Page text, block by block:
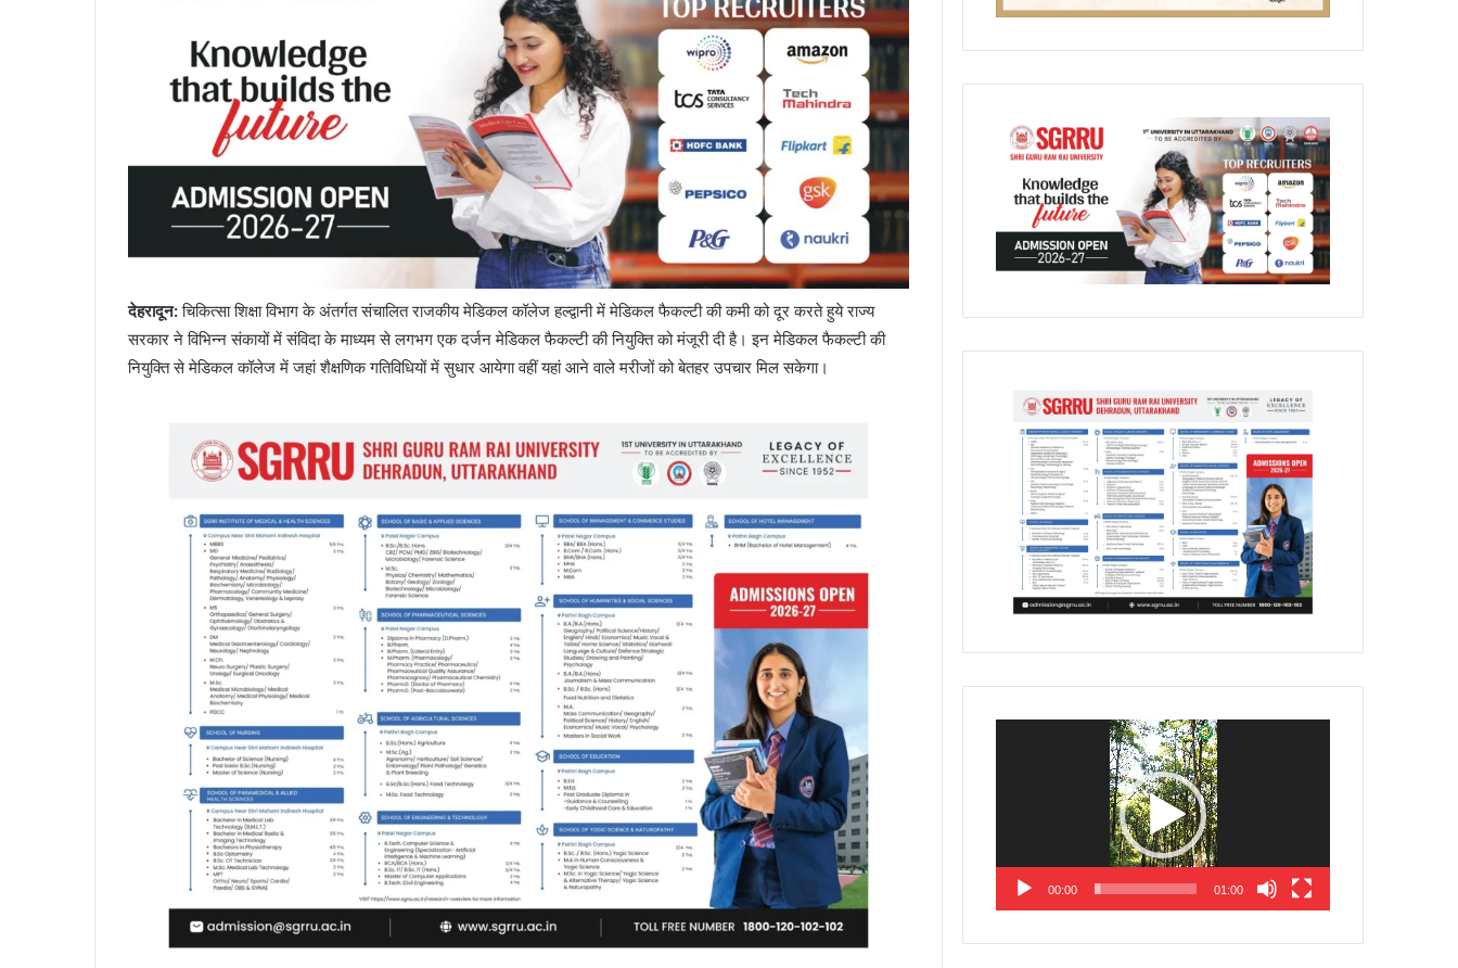
देहरादून:चिकित्सा शिक्षा विभाग के अंतर्गत संचालित राजकीय मेडिकल कॉलेज हल्द्वानी में मेडिकल फैकल्टी की कमी को दूर करते हुये राज्य
सरकार ने विभिन्न संकायों में संविदा के माध्यम से लगभग एक दर्जन मेडिकल फैकल्टी की नियुक्ति को मंजूरी दी है। इन मेडिकल फैकल्टी की
नियुक्ति से मेडिकल कॉलेज में जहां शैक्षणिक गतिविधियों में सुधार आयेगा वहीं यहां आने वाले मरीजों को बेतहर उपचार मिल सकेगा।
00:00 01:00